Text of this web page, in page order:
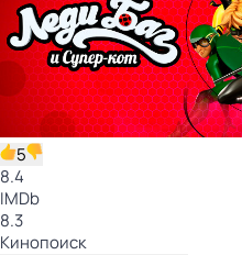
5
8.4
IMDb
8.3
Кинопоиск